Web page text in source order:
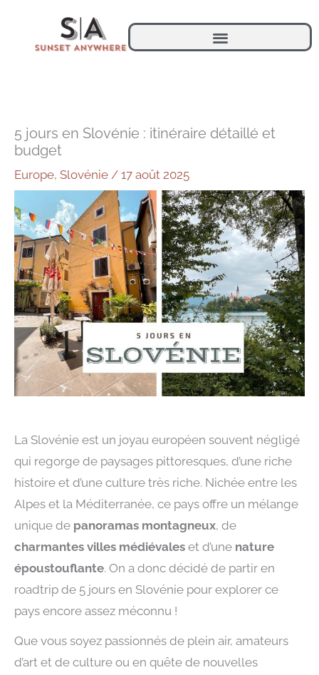
contenu
5 jours en Slovénie : itinéraire détaillé et
budget
Europe, Slovénie / 17 août 2025
La Slovénie est un joyau européen souvent négligé
qui regorge de paysages pittoresques, d’une riche
histoire et d’une culture très riche. Nichée entre les
Alpes et la Méditerranée, ce pays offre un mélange
unique de panoramas montagneux, de
charmantes villes médiévales et d’une nature
époustouflante. On a donc décidé de partir en
roadtrip de 5 jours en Slovénie pour explorer ce
pays encore assez méconnu !
Que vous soyez passionnés de plein air, amateurs
d’art et de culture ou en quête de nouvelles